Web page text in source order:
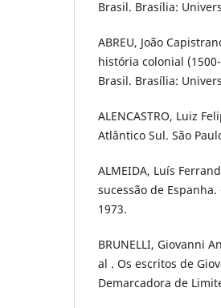
Brasil. Brasília:
ABREU, João
história colonial
Brasil. Brasília:
ALENCASTRO, Luiz
Atlântico Sul. São
ALMEIDA, Luís
sucessão de
1973.
BRUNELLI, Giovanni
al . Os escritos de
Demarcadora de